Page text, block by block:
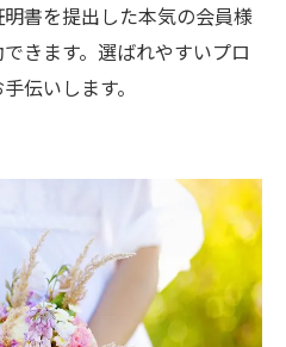
書を提出した本気の会員様
きます。選ばれやすいプロ
伝いします。